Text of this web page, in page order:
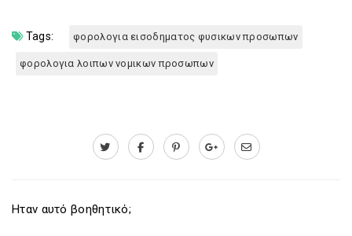
Tags: φορολογια εισοδηματος φυσικων προσωπων
φορολογια λοιπων νομικων προσωπων
Ηταν αυτό βοηθητικό;